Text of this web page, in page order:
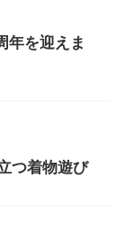
を迎えま
つ着物遊び